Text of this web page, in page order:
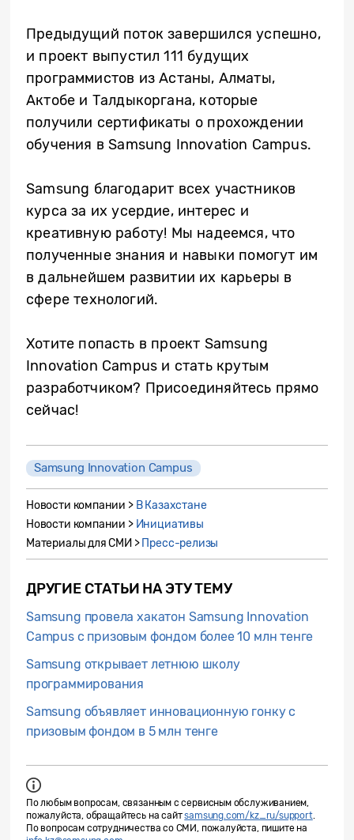
Предыдущий поток завершился успешно,
и проект выпустил 111 будущих
программистов из Астаны, Алматы,
Актобе и Талдыкоргана, которые
получили сертификаты о прохождении
обучения в Samsung Innovation Campus.
Samsung благодарит всех участников
курса за их усердие, интерес и
креативную работу! Мы надеемся, что
полученные знания и навыки помогут им
в дальнейшем развитии их карьеры в
сфере технологий.
Хотите попасть в проект Samsung
Innovation Campus и стать крутым
разработчиком? Присоединяйтесь прямо
сейчас!
Samsung Innovation Campus
Новости компании > В Казахстане
Новости компании > Инициативы
Материалы для СМИ > Пресс-релизы
ДРУГИЕ СТАТЬИ НА ЭТУ ТЕМУ
Samsung провела хакатон Samsung Innovation
Campus c призовым фондом более 10 млн тенге
Samsung открывает летнюю школу
программирования
Samsung объявляет инновационную гонку с
призовым фондом в 5 млн тенге
По любым вопросам, связанным с сервисным обслуживанием,
пожалуйста, обращайтесь на сайтsamsung.com/kz_ru/support.
По вопросам сотрудничества со СМИ, пожалуйста, пишите на